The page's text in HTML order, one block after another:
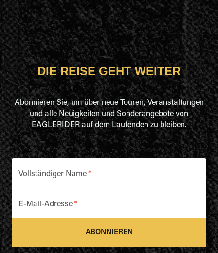
DIE REISE GEHT WEITER
Abonnieren Sie, um über neue Touren, Veranstaltungen
und alle Neuigkeiten und Sonderangebote von
EAGLERIDER auf dem Laufenden zu bleiben.
Vollständiger Name*
E-Mail-Adresse*
ABONNIEREN